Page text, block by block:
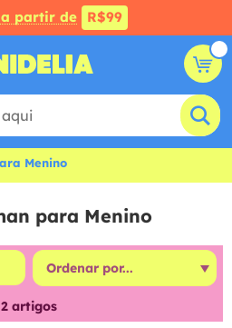
partir de R$99
Menino
para Menino
2 artigos